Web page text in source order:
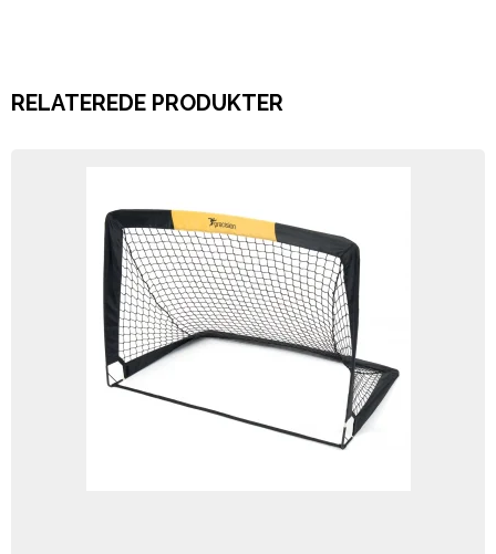
RELATEREDE PRODUKTER